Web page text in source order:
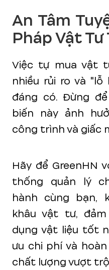
An Tâm
Pháp Vật Tư
Việc tự mua vật
nhiều rủi ro và
đáng có. Đừng
biến này ảnh
công trình và giấc
Hãy để GreenHN
thống quản lý
hành cùng bạn,
khâu vật tư,
dụng vật liệu tốt
ưu chi phí và
chất lượng vượt